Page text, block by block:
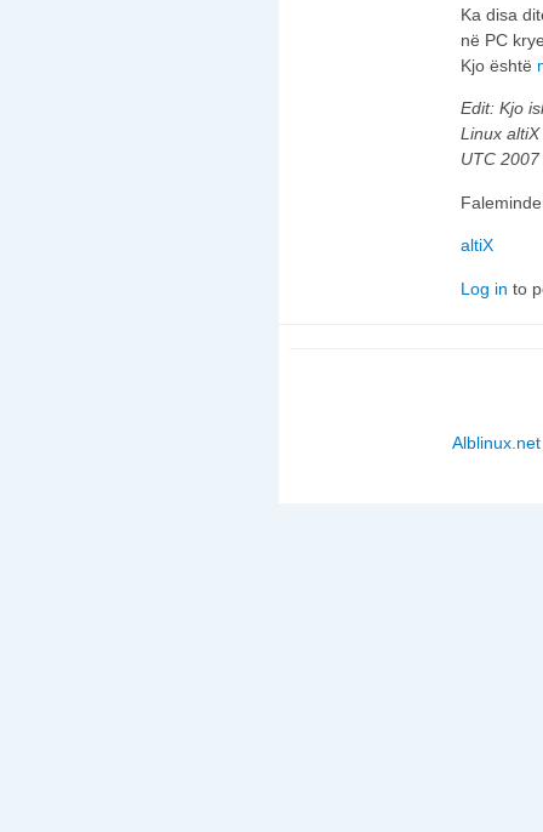
Ka disa
në PC
Kjo është
Edit: Kjo
Linux
UTC
altiX
Log in to
Alblinux.net